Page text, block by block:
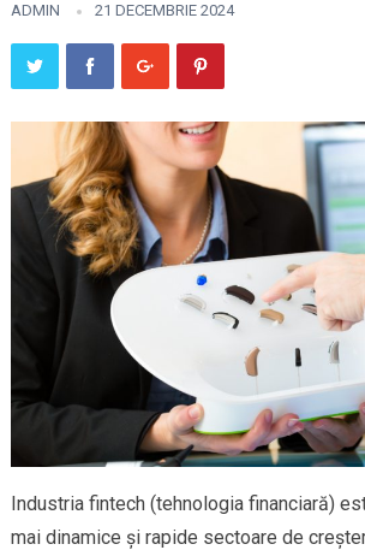
ADMIN 21 DECEMBRIE 2024
Industria fintech (tehnologia financiară)
mai dinamice și rapide sectoare de